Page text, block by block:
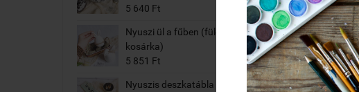
5 640 Ft
Nyuszi ül a fűben (füles
kosárka)
5 851 Ft
Nyuszis deszkatábla -
VÁLASSZ
6 rekeszes
Kék virág